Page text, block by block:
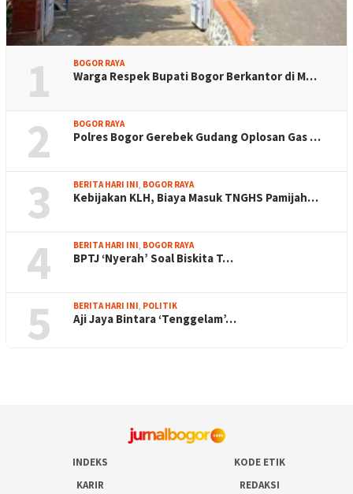
1 BOGOR RAYA
Warga Respek Bupati Bogor Berkantor di M…
2 BOGOR RAYA
Polres Bogor Gerebek Gudang Oplosan Gas …
3 BERITA HARI INI, BOGOR RAYA
Kebijakan KLH, Biaya Masuk TNGHS Pamijah…
4 BERITA HARI INI, BOGOR RAYA
BPTJ ‘Nyerah’ Soal Biskita T…
5 BERITA HARI INI, POLITIK
Aji Jaya Bintara ‘Tenggelam’…
INDEKS
KODE ETIK
KARIR
REDAKSI